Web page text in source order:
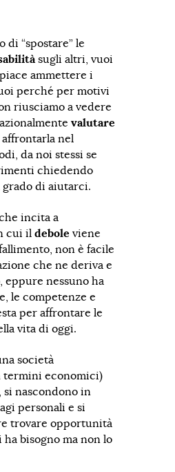
di “spostare” le
sugli altri, vuoi
ammettere i
perché per motivi
riusciamo a vedere
valutare
affrontarla nel
da noi stessi se
chiedendo
di aiutarci.
incita a
cui il debole viene
non è facile
che ne deriva e
eppure nessuno ha
le competenze e
per affrontare le
vita di oggi.
società
termini economici)
si nascondono in
personali e si
trovare opportunità
ha bisogno ma non lo